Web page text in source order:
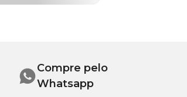
Compre pelo
Whatsapp